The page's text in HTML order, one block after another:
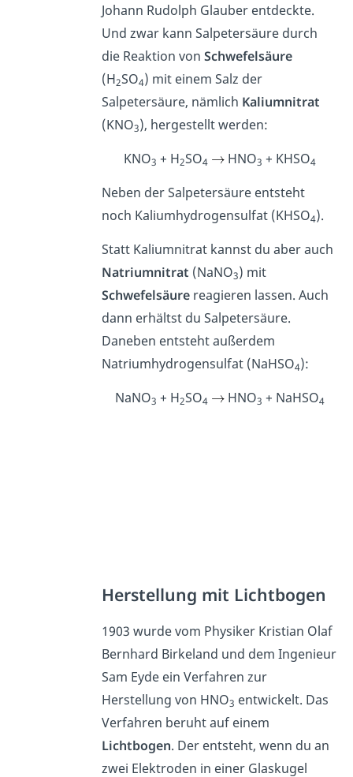
Johann Rudolph Glauber entdeckte.
Und zwar kann Salpetersäure durch
die Reaktion vonSchwefelsäure
(H2SO4) mit einem Salz der
Salpetersäure, nämlich Kaliumnitrat
(KNO3), hergestellt werden:
KNO3 + H2SO4 HNO3 + KHSO4
Neben der Salpetersäure entsteht
noch Kaliumhydrogensulfat (KHSO4).
Statt Kaliumnitrat kannst du aber auch
Natriumnitrat (NaNO3) mit
Schwefelsäure reagieren lassen. Auch
dann erhältst du Salpetersäure.
Daneben entsteht außerdem
Natriumhydrogensulfat (NaHSO4):
NaNO3 + H2SO4 HNO3 + NaHSO4
Herstellung mit Lichtbogen
1903 wurde vom Physiker Kristian Olaf
Bernhard Birkeland und dem Ingenieur
Sam Eyde ein Verfahren zur
Herstellung von HNO3 entwickelt. Das
Verfahren beruht auf einem
Lichtbogen. Der entsteht, wenn du an
zwei Elektroden in einer Glaskugel